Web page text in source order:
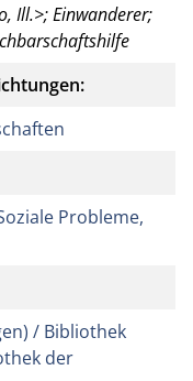
Ill.>; Einwanderer;
Probleme,
/ Bibliothek
der